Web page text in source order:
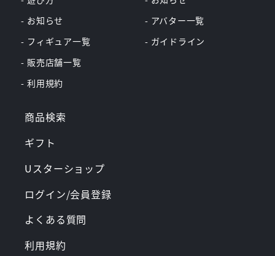
- お知らせ
- フィギュア一覧
- 販売店舗一覧
- 利用規約
- アバター一覧
- ガイドライン
商品検索
ギフト
Uスターショップ
ログイン/会員登録
よくある質問
利用規約